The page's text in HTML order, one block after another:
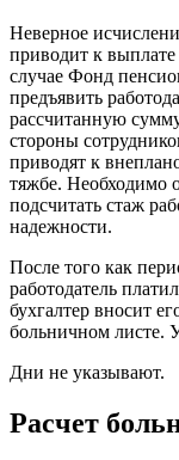
Неверное
приводит к
случае Фонд
предъявить
рассчитанную
стороны
приводят к
тяжбе. Необходимо
подсчитать стаж
надежности.
После того как
работодатель
бухгалтер вносит
больничном листе.
Дни не указывают.
Расчет